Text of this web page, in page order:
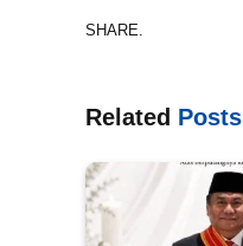
SHARE.
Related Posts